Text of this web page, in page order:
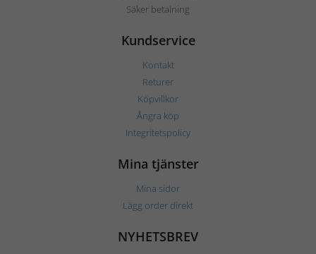
Säker betalning
Kundservice
Kontakt
Returer
Köpvillkor
Ångra köp
Integritetspolicy
Mina tjänster
Mina sidor
Lägg order direkt
NYHETSBREV